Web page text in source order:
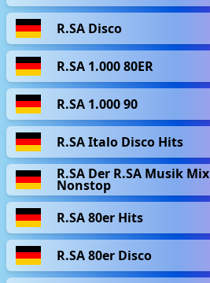
R.SA Disco
R.SA 1.000 80ER
R.SA 1.000 90
R.SA Italo Disco Hits
R.SA Der R.SA Musik Mix
Nonstop
R.SA 80er Hits
R.SA 80er Disco